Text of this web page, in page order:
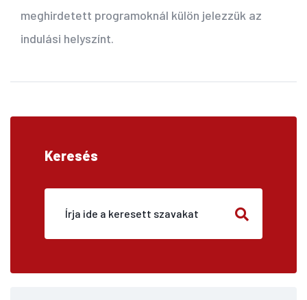
meghirdetett programoknál külön jelezzük az
indulási helyszínt.
Keresés